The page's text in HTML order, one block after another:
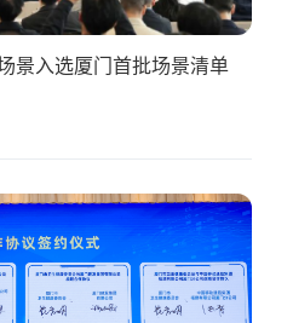
景入选厦门首批场景清单